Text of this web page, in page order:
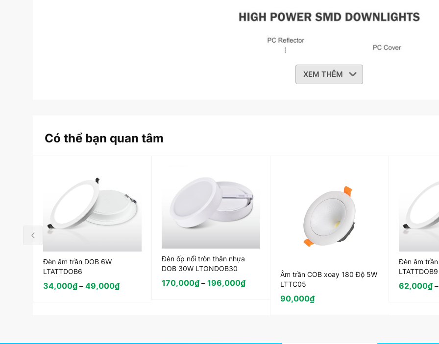
XEM THÊM
Có thể bạn quan tâm
Đèn âm trần DOB 6W
LTATTDOB6
34,000₫– 49,000₫
Đèn ốp nổi tròn thân nhựa
DOB 30W LTONDOB30
170,000₫– 196,000₫
Âm trần COB xoay 180 Độ 5W
LTTC05
90,000₫
Đèn âm
LTATTDOB9
62,000₫